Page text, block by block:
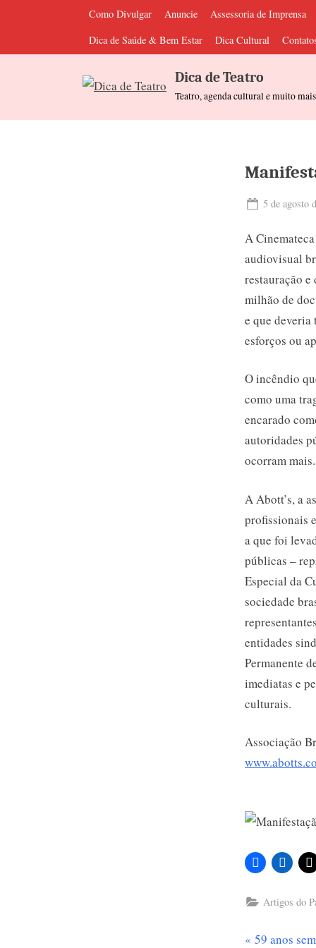
content
Como Divulgar Anuncie Assessoria de Imprensa
Dica de Saúde & Bem Estar
Dica Cultural
Dica de Teatro
Teatro, agenda cultural e muito
Posted
5 de agosto
A
audiovisual
restauração
milhão de
e que deveria
esforços ou
O incêndio
como uma
encarado
autoridades
ocorram mais.
A Abott’s, a
profissionais
a que foi
públicas –
Especial da
sociedade
entidades
Permanente
imediatas e
culturais.
Associação
Artigos do
P
59 anos